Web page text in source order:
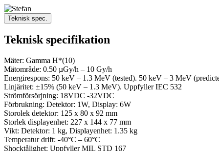
Teknisk spec.
Teknisk specifikation
Mäter: Gamma H*(10)
Mätområde: 0.50 µGy/h – 10 Gy/h
Energirespons: 50 keV – 1.3 MeV (tested). 50 keV – 3 MeV
Linjäritet: ±15% (50 keV – 1.3 MeV). Uppfyller IEC 532
Strömförsörjning: 18VDC -32VDC
Förbrukning: Detektor: 1W, Display: 6W
Storolek detektor: 125 x 80 x 92 mm
Storlek displayenhet: 227 x 144 x 77 mm
Vikt: Detektor: 1 kg, Displayenhet: 1.35 kg
Temperatur drift: -40°C – 60°C
Shocktålighet: Uppfyller MIL STD 167